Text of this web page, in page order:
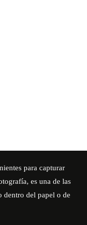
para capturar
es una de las
dentro del papel o de